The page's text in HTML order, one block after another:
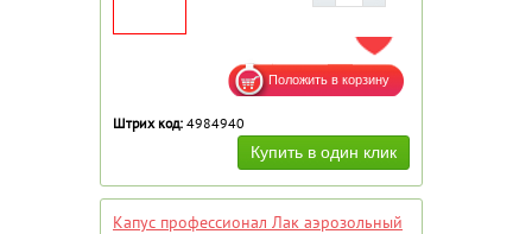
ДОБАВИТЬ В ИЗБРАННОЕ
Штрих код: 4984940
Капус профессионал Лак аэрозольный